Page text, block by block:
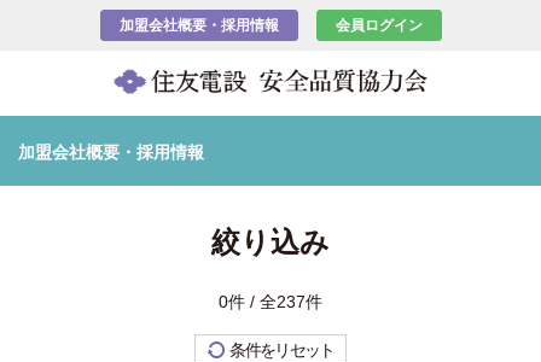
加盟会社概要・採用情報 会員ログイン
加盟会社概要・採用情報
絞り込み
0件 / 全237件
条件をリセット